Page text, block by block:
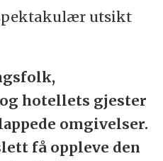
utsikt
hotellets gjester
omgivelser.
få oppleve den